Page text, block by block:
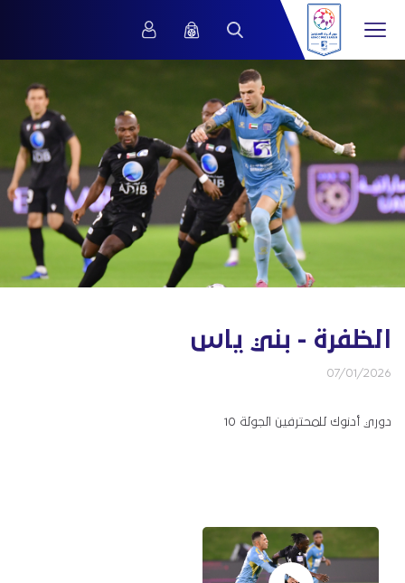
الظفرة - بني ياس
07/01/2026
دوري أدنوك للمحترفين الجولة 10